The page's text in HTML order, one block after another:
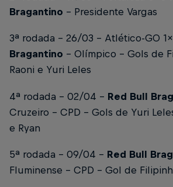
Bragantino - Presidente Vargas
3ª rodada - 26/03 - Atlético-GO
Bragantino - Olímpico - Gols de
Raoni e Yuri Leles
4ª rodada - 02/04 - Red Bull
Cruzeiro - CPD - Gols de Yuri
e Ryan
5ª rodada - 09/04 - Red Bull
Fluminense - CPD - Gol de